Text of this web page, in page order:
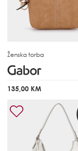
Ženska torba
135,00 KM